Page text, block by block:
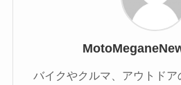
バイクやクルマ、アウトド